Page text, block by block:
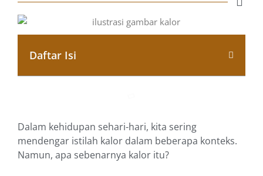
Daftar Isi
Dalam kehidupan sehari-hari, kita sering
mendengar istilah kalor dalam beberapa konteks.
Namun, apa sebenarnya kalor itu?